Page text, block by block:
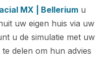
MX | Bellerium u
uw eigen huis via uw
u de simulatie met uw
delen om hun advies